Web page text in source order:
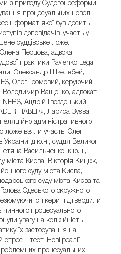
з приводу Судової реформи.
процесуальних новел
формат якої був досить
доповідачів, участь у
суддівське ложе.
Перцова, адвокат,
практики Pavlenko Legal
Олександр Шкелебей,
Олег Громовий, керуючий
Володимир Ващенко, адвокат,
Андрій Гвоздецький,
HABER», Лариса Зуєва,
адміністративного
ложе взяли участь: Олег
України, д.ю.н., суддя Великої
Васильченко, к.ю.н.,
міста Києва, Вікторія Кицюк,
суду міста Києва,
суду міста Києва та
Одеського окружного
спікери підтвердили
чинного процесуального
увагу на колізійність
їх застосування на
– тест. Нові реалії
процесуальних